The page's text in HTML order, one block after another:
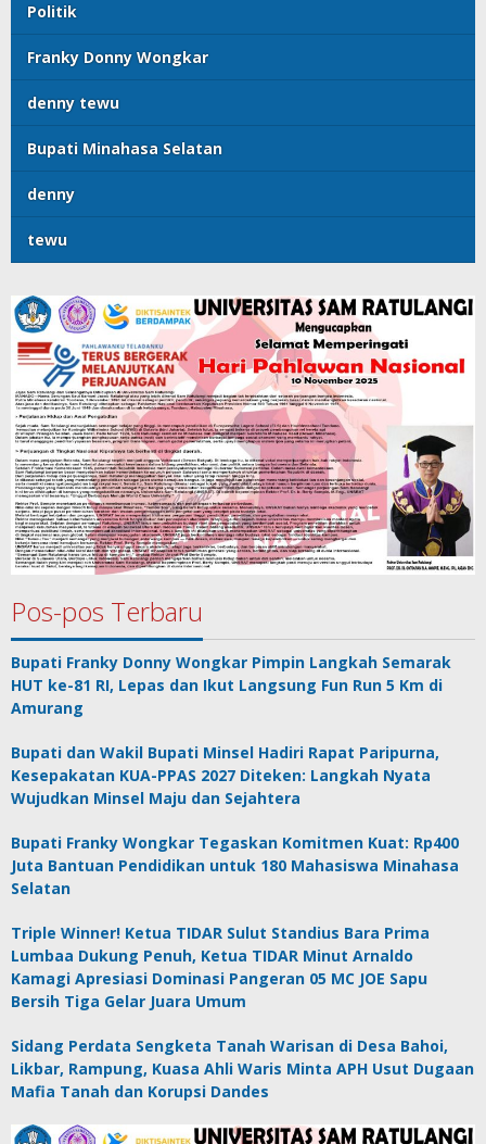
Politik
Franky Donny Wongkar
denny tewu
Bupati Minahasa Selatan
denny
tewu
Pos-pos Terbaru
Bupati Franky Donny Wongkar Pimpin Langkah Semarak
HUT ke-81 RI, Lepas dan Ikut Langsung Fun Run 5 Km di
Amurang
Bupati dan Wakil Bupati Minsel Hadiri Rapat Paripurna,
Kesepakatan KUA-PPAS 2027 Diteken: Langkah Nyata
Wujudkan Minsel Maju dan Sejahtera
Bupati Franky Wongkar Tegaskan Komitmen Kuat: Rp400
Juta Bantuan Pendidikan untuk 180 Mahasiswa Minahasa
Selatan
Triple Winner! Ketua TIDAR Sulut Standius Bara Prima
Lumbaa Dukung Penuh, Ketua TIDAR Minut Arnaldo
Kamagi Apresiasi Dominasi Pangeran 05 MC JOE Sapu
Bersih Tiga Gelar Juara Umum
Sidang Perdata Sengketa Tanah Warisan di Desa Bahoi,
Likbar, Rampung, Kuasa Ahli Waris Minta APH Usut Dugaan
Mafia Tanah dan Korupsi Dandes